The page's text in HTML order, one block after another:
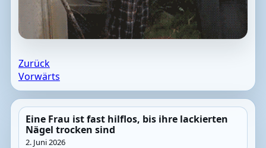
Zurück
Vorwärts
Eine Frau ist fast hilflos, bis ihre lackierten
Nägel trocken sind
2. Juni 2026